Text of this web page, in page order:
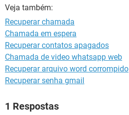
GUIA DE COMPRAS
Veja também:
Recuperar chamada
Chamada em espera
Recuperar contatos apagados
Chamada de video whatsapp web
Recuperar arquivo word corrompido
Recuperar senha gmail
1 Respostas